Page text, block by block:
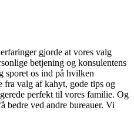
gjorde at vores valg
betjening og konsulentens
os ind på hvilken
valg af kahyt, gode tips og
perfekt til vores familie. Og
bedre ved andre bureauer. Vi